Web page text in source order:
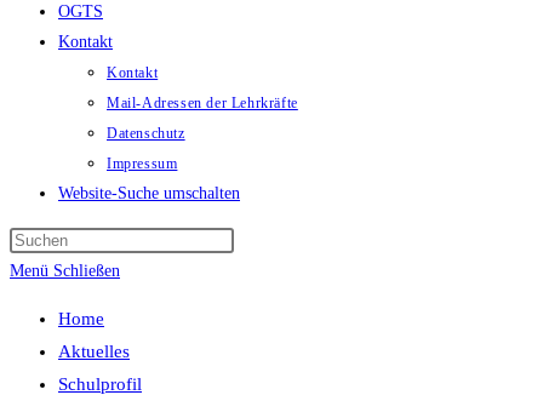
OGTS
Kontakt
Kontakt
Mail-Adressen der Lehrkräfte
Datenschutz
Impressum
Website-Suche umschalten
Menü Schließen
Home
Aktuelles
Schulprofil